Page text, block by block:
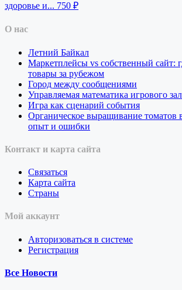
здоровье и... 750 ₽
О нас
Летний Байкал
Маркетплейсы vs собственный сайт:
товары за рубежом
Город между сообщениями
Управляемая математика игрового
Игра как сценарий события
Органическое выращивание томатов
опыт и ошибки
Контакт и карта сайта
Связаться
Карта сайта
Страны
Мой аккаунт
Авторизоваться в системе
Регистрация
Все Новости